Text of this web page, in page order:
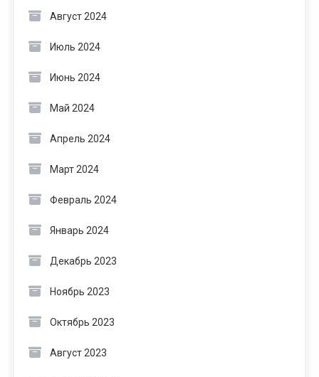
Август 2024
Июль 2024
Июнь 2024
Май 2024
Апрель 2024
Март 2024
Февраль 2024
Январь 2024
Декабрь 2023
Ноябрь 2023
Октябрь 2023
Август 2023